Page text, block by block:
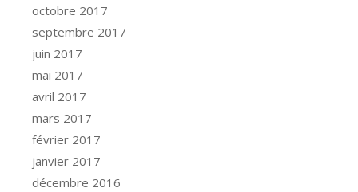
octobre 2017
septembre 2017
juin 2017
mai 2017
avril 2017
mars 2017
février 2017
janvier 2017
décembre 2016